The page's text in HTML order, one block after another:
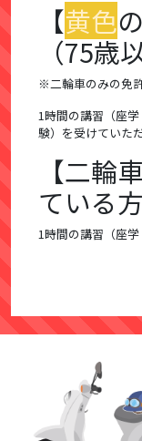
【黄色
（75歳
※二輪車のみの免
1時間の講習（座
験）を受けていた
【二輪
ている方
1時間の講習（座学